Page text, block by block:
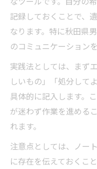
記録しておくことで、
なります。特に秋田県
のコミュニケーション
実践法としては、まず
しいもの」「処分して
具体的に記入します。
が迷わず作業を進める
れます。
注意点としては、ノー
に存在を伝えておくこ